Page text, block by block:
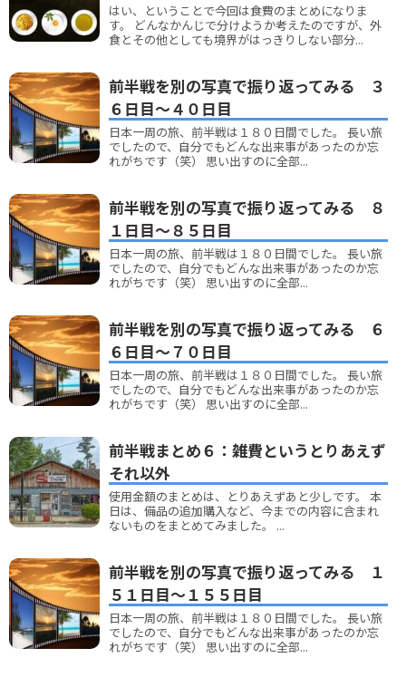
はい、ということで今回は食費のまとめになりま
す。 どんなかんじで分けようか考えたのですが、外
食とその他としても境界がはっきりしない部分...
前半戦を別の写真で振り返ってみる ３
６日目～４０日目
日本一周の旅、前半戦は１８０日間でした。 長い旅
でしたので、自分でもどんな出来事があったのか忘
れがちです（笑） 思い出すのに全部...
前半戦を別の写真で振り返ってみる ８
１日目～８５日目
日本一周の旅、前半戦は１８０日間でした。 長い旅
でしたので、自分でもどんな出来事があったのか忘
れがちです（笑） 思い出すのに全部...
前半戦を別の写真で振り返ってみる ６
６日目～７０日目
日本一周の旅、前半戦は１８０日間でした。 長い旅
でしたので、自分でもどんな出来事があったのか忘
れがちです（笑） 思い出すのに全部...
前半戦まとめ６：雑費というとりあえず
それ以外
使用金額のまとめは、とりあえずあと少しです。 本
日は、備品の追加購入など、今までの内容に含まれ
ないものをまとめてみました。 ...
前半戦を別の写真で振り返ってみる １
５１日目～１５５日目
日本一周の旅、前半戦は１８０日間でした。 長い旅
でしたので、自分でもどんな出来事があったのか忘
れがちです（笑） 思い出すのに全部...